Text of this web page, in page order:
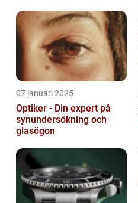
07 januari 2025
Optiker - Din expert på
synundersökning och
glasögon